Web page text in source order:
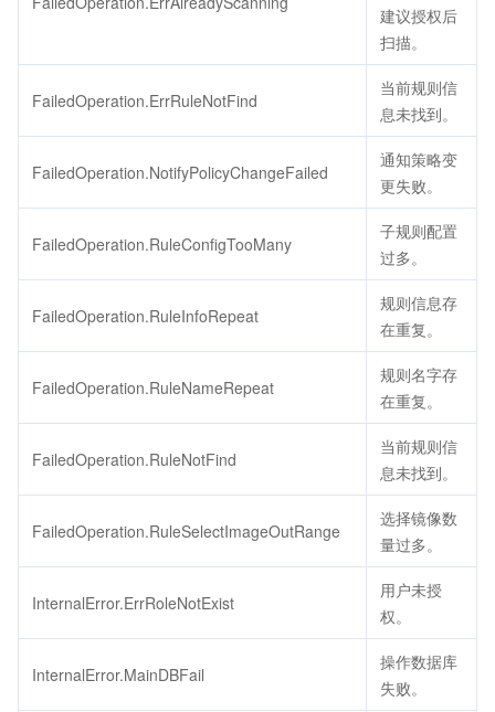
建议授权后
扫描。
FailedOperation.ErrRuleNotFind
当前规则信
息未找到。
FailedOperation.NotifyPolicyChangeFailed
通知策略变
更失败。
FailedOperation.RuleConfigTooMany
子规则配置
过多。
FailedOperation.RuleInfoRepeat
规则信息存
在重复。
FailedOperation.RuleNameRepeat
规则名字存
在重复。
FailedOperation.RuleNotFind
当前规则信
息未找到。
FailedOperation.RuleSelectImageOutRange
选择镜像数
量过多。
InternalError.ErrRoleNotExist
用户未授
权。
InternalError.MainDBFail
操作数据库
失败。